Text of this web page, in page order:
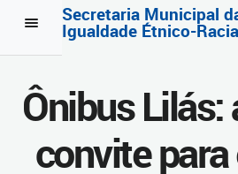
Secretaria Municipal
Igualdade Étnico-
Ônibus Lilás:
convite